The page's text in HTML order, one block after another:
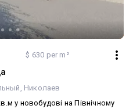
$ 630 per m²
Николаев
у новобудові на Північному